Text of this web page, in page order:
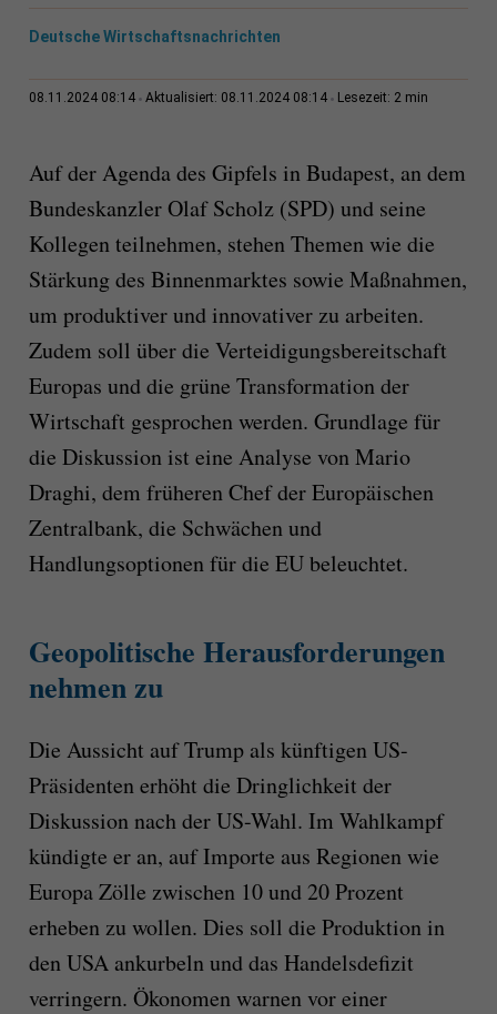
Deutsche Wirtschaftsnachrichten
08.11.2024 08:14 Aktualisiert: 08.11.2024 08:14 Lesezeit: 2 min
Auf der Agenda des Gipfels in Budapest, an dem
Bundeskanzler Olaf Scholz (SPD) und seine
Kollegen teilnehmen, stehen Themen wie die
Stärkung des Binnenmarktes sowie Maßnahmen,
um produktiver und innovativer zu arbeiten.
Zudem soll über die Verteidigungsbereitschaft
Europas und die grüne Transformation der
Wirtschaft gesprochen werden. Grundlage für
die Diskussion ist eine Analyse von Mario
Draghi, dem früheren Chef der Europäischen
Zentralbank, die Schwächen und
Handlungsoptionen für die EU beleuchtet.
Geopolitische Herausforderungen
nehmen zu
Die Aussicht auf Trump als künftigen US-
Präsidenten erhöht die Dringlichkeit der
Diskussion nach der US-Wahl. Im Wahlkampf
kündigte er an, auf Importe aus Regionen wie
Europa Zölle zwischen 10 und 20 Prozent
erheben zu wollen. Dies soll die Produktion in
den USA ankurbeln und das Handelsdefizit
verringern. Ökonomen warnen vor einer